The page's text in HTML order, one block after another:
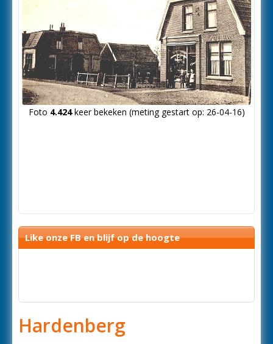
Foto 4.424keer bekeken (meting gestart op: 26-04-16)
Like onze FB en blijf op de hoogte
Hardenberg